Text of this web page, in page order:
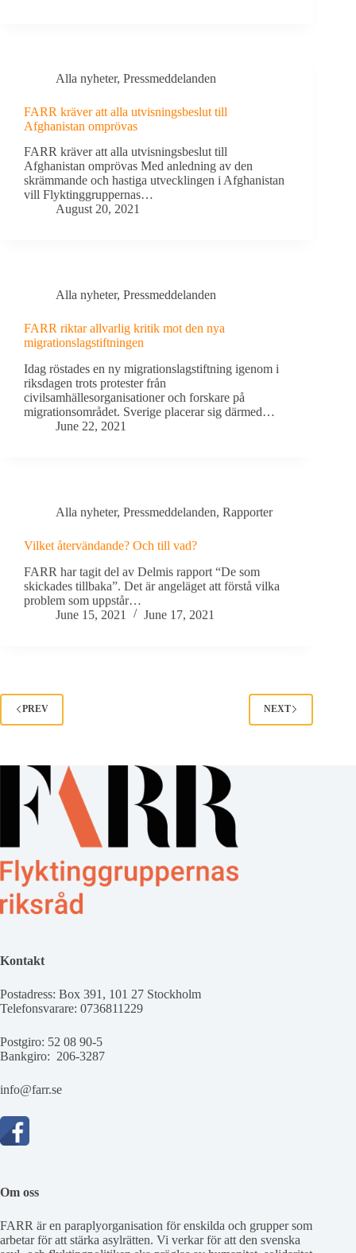
Alla nyheter, Pressmeddelanden
FARR kräver att alla utvisningsbeslut till
Afghanistan omprövas
FARR kräver att alla utvisningsbeslut till
Afghanistan omprövas Med anledning av den
skrämmande och hastiga utvecklingen i Afghanistan
vill Flyktinggruppernas…
August 20, 2021
Alla nyheter, Pressmeddelanden
FARR riktar allvarlig kritik mot den nya
migrationslagstiftningen
Idag röstades en ny migrationslagstiftning igenom i
riksdagen trots protester från
civilsamhällesorganisationer och forskare på
migrationsområdet. Sverige placerar sig därmed…
June 22, 2021
Alla nyheter, Pressmeddelanden, Rapporter
Vilket återvändande? Och till vad?
FARR har tagit del av Delmis rapport “De som
skickades tillbaka”. Det är angeläget att förstå vilka
problem som uppstår…
June 15, 2021
June 17, 2021
PREV NEXT
Kontakt
Postadress: Box 391, 101 27 Stockholm
Telefonsvarare: 0736811229
Postgiro: 52 08 90-5
Bankgiro: 206-3287
info@farr.se
Om oss
FARR är en paraplyorganisation för enskilda och grupper som
arbetar för att stärka asylrätten. Vi verkar för att den svenska